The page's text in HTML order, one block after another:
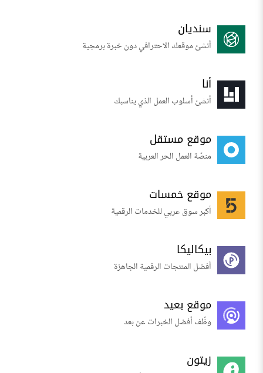
سنديان
أنشئ موقعك الاحترافي دون خبرة برمجية
أنا
أنشئ أسلوب العمل الذي يناسبك
موقع مستقل
منصّة العمل الحر العربية
موقع خمسات
أكبر سوق عربي للخدمات الرقمية
بيكاليكا
أفضل المنتجات الرقمية الجاهزة
موقع بعيد
وظّف أفضل الخبرات عن بعد
زيتون